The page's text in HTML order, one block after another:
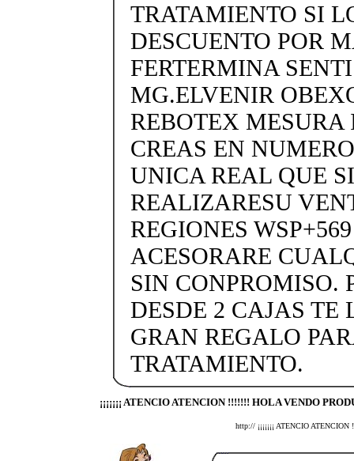
TRATAMIENTO SI
DESCUENTO POR
FERTERMINA
MG.ELVENIR
REBOTEX MESURA
CREAS EN
UNICA REAL QUE
REALIZARESU
REGIONES
ACESORARE
SIN CONPROMISO.
DESDE 2 CAJAS TE
GRAN REGALO
TRATAMIENTO.
¡¡¡¡¡¡¡ ATENCIO ATENCION !!!!!!! HOLA VENDO
http:// ¡¡¡¡¡¡¡ ATENCIO